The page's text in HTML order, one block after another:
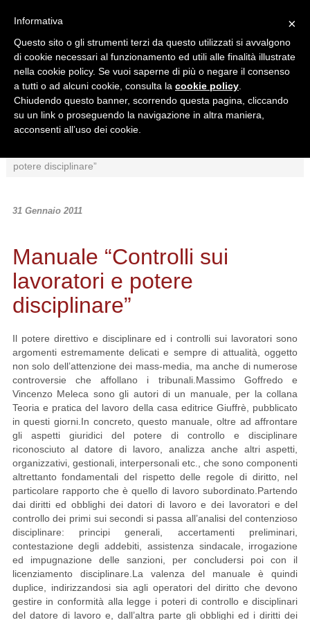
Ricerca in:
Sezione corrente
Tutto il sito
potere disciplinare”
31 Gennaio 2011
Manuale “Controlli sui
lavoratori e potere
disciplinare”
Il potere direttivo e disciplinare ed i controlli sui lavoratori sono
argomenti estremamente delicati e sempre di attualità, oggetto
non solo dell’attenzione dei mass-media, ma anche di numerose
controversie che affollano i tribunali. Massimo Goffredo e
Vincenzo Meleca sono gli autori di un manuale, per la collana
Teoria e pratica del lavoro della casa editrice Giuffrè, pubblicato
in questi giorni. In concreto, questo manuale, oltre ad affrontare
gli aspetti giuridici del potere di controllo e disciplinare
riconosciuto al datore di lavoro, analizza anche altri aspetti,
organizzativi, gestionali, interpersonali etc., che sono componenti
altrettanto fondamentali del rispetto delle regole di diritto, nel
particolare rapporto che è quello di lavoro subordinato. Partendo
dai diritti ed obblighi dei datori di lavoro e dei lavoratori e del
controllo dei primi sui secondi si passa all’analisi del contenzioso
disciplinare: principi generali, accertamenti preliminari,
contestazione degli addebiti, assistenza sindacale, irrogazione
ed impugnazione delle sanzioni, per concludersi poi con il
licenziamento disciplinare. La valenza del manuale è quindi
duplice, indirizzandosi sia agli operatori del diritto che devono
gestire in conformità alla legge i poteri di controllo e disciplinari
del datore di lavoro e, dall’altra parte gli obblighi ed i diritti dei
×
Informativa
Questo sito o gli strumenti terzi da questo utilizzati si avvalgono
di cookie necessari al funzionamento ed utili alle finalità illustrate
nella cookie policy. Se vuoi saperne di più o negare il consenso
a tutti o ad alcuni cookie, consulta la cookie policy
Chiudendo questo banner, scorrendo questa pagina, cliccando
su un link o proseguendo la navigazione in altra maniera,
acconsenti all’uso dei cookie.